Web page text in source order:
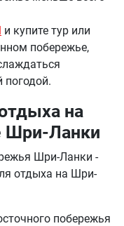
и купите тур или
побережье,
на
Шри-Ланки
Шри-Ланки -
отдыха на Шри-
побережья